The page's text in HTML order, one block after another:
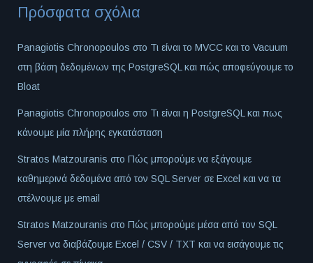
Πρόσφατα σχόλια
Panagiotis Chronopoulos στο Τι είναι το MVCC και το Vacuum
στη βάση δεδομένων της PostgreSQL και πώς αποφεύγουμε το
Bloat
Panagiotis Chronopoulos στο Τι είναι η PostgreSQL και πως
κάνουμε μία πλήρης εγκατάσταση
Stratos Matzouranis στο Πώς μπορούμε να εξάγουμε
καθημερινά δεδομένα από τον SQL Server σε Excel και να τα
στέλνουμε με email
Stratos Matzouranis στο Πώς μπορούμε μέσα από τον SQL
Server να διαβάζουμε Excel / CSV / TXT και να εισάγουμε τις